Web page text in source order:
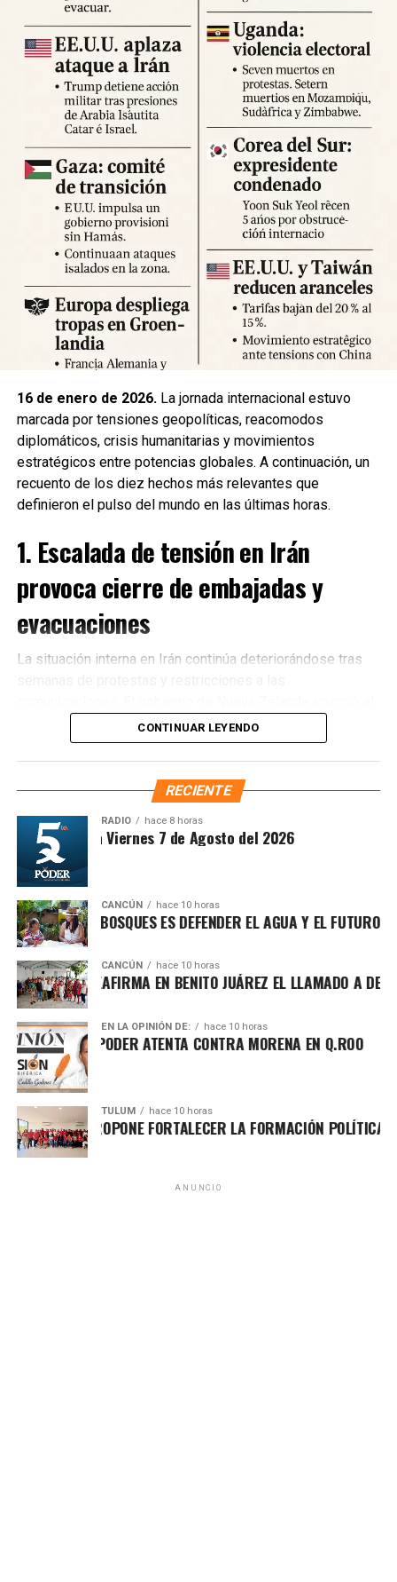
Expertos advierten sobre la posibilidad de réplicas
significativas y llaman a mantener la calma y preparar
suministros básicos. Las autoridades locales han
habilitado centros de atención para damnificados y piden a
la ciudadanía priorizar la seguridad y la cooperación con
los equipos de respuesta.
Fuente: 5to Poder Agencia de Noticias
Recibe las noticias al instante
Únete al canal oficial de WhatsApp de
Quinto Podery recibe las noticias más
importantes de Quintana Roo directamente
en tu teléfono.
16 de enero de 2026.La jornada internacional estuvo
marcada por tensiones geopolíticas, reacomodos
diplomáticos, crisis humanitarias y movimientos
estratégicos entre potencias globales. A continuación, un
recuento de los diez hechos más relevantes que
definieron el pulso del mundo en las últimas horas.
1. Escalada de tensión en Irán
provoca cierre de embajadas y
evacuaciones
La situación interna en Irán continúa deteriorándose tras
cierre de su embajada en Teherány la evacuación
inmediata de su personal diplomático ante el incremento
de riesgos para la seguridad. Diversos países
occidentales reiteraron llamados a sus ciudadanos para
abandonar el territorio iraní.
2. Estados Unidos pospone ataque
contra Irán tras presiones
regionales
Fuentes diplomáticas señalaron que el presidente de
Estados Unidos decidió aplazar una acción militar
contra Irán luego de recibir presiones de Arabia Saudita,
Catar e Israel, quienes advirtieron sobre el riesgo de una
escalada regional. Washington evalúa nuevas sanciones
dirigidas a altos funcionarios iraníes.
3. Avanza plan internacional para la
transición política en Gaza
Como parte de la segunda fase del plan impulsado por
CONTINUAR LEYENDO
RECIENTE
RADIO hace 8 horas
Matutina Viernes 7 de Agosto del 2026
CANCÚN hace 10 horas
LOS BOSQUES ES DEFENDER EL AGUA Y EL FUTURO DE
CANCÚN hace 10 horas
MARÍN REAFIRMA EN BENITO JUÁREZ EL LLAMADO A
EN LA OPINIÓN DE: hace 10 horas
POR EL PODER ATENTA CONTRA MORENA EN Q.ROO
TULUM hace 10 horas
ALDAY PROPONE FORTALECER LA FORMACIÓN POLÍTICA
ANUNCIO